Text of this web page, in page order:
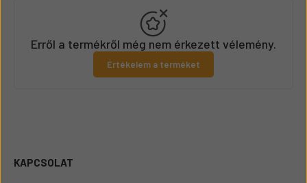
Erről a termékről még nem érkezett vélemény.
Értékelem a terméket
KAPCSOLAT